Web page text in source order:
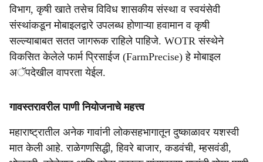
विभाग, कृषी खाते तसेच विविध शासकीय संस्था व स्वयंसेवी
संस्थांकडून मोबाइलद्वारे उपलब्ध होणाऱ्या हवामान व कृषी
सल्ल्याबाबत सतत जागरूक राहिले पाहिजे. WOTR संस्थेने
विकसित केलेले फार्म प्रिसाईज (FarmPrecise) हे मोबाइल
अॅपदेखील वापरता येईल.
गावस्तरावरील पाणी नियोजनाचे महत्त्व
महाराष्ट्रातील अनेक गावांनी लोकसहभागातून दुष्काळावर यशस्वी
मात केली आहे. राळेगणसिद्धी, हिवरे बाजार, कडवंची, म्हसवंडी,